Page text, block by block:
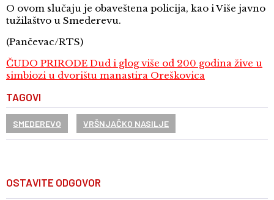
O ovom slučaju je obaveštena policija, kao i Više javno
tužilaštvo u Smederevu.
(Pančevac/RTS)
ČUDO PRIRODE Dud i glog više od 200 godina žive u
simbiozi u dvorištu manastira Oreškovica
TAGOVI
SMEDEREVO VRŠNJAČKO NASILJE
OSTAVITE ODGOVOR